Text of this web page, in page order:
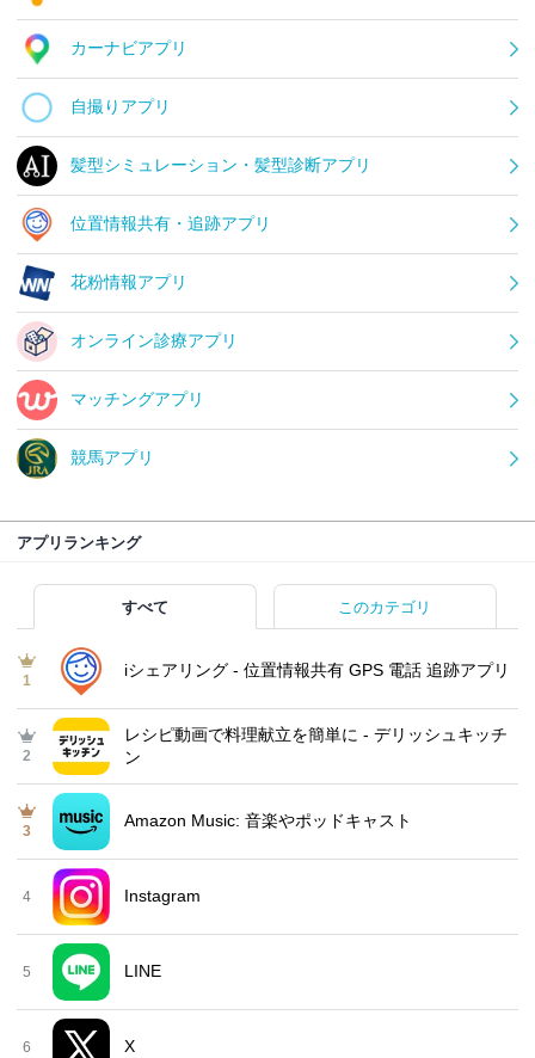
カーナビアプリ
自撮りアプリ
髪型シミュレーション・髪型診断アプリ
位置情報共有・追跡アプリ
花粉情報アプリ
オンライン診療アプリ
マッチングアプリ
競馬アプリ
アプリランキング
すべて このカテゴリ
1
iシェアリング - 位置情報共有 GPS 電話 追跡アプリ
2
レシピ動画で料理献立を簡単‪に - デリッシュキッチ
ン
3
Amazon Music: 音楽やポッドキャスト
4 Instagram
5 LINE
6 X